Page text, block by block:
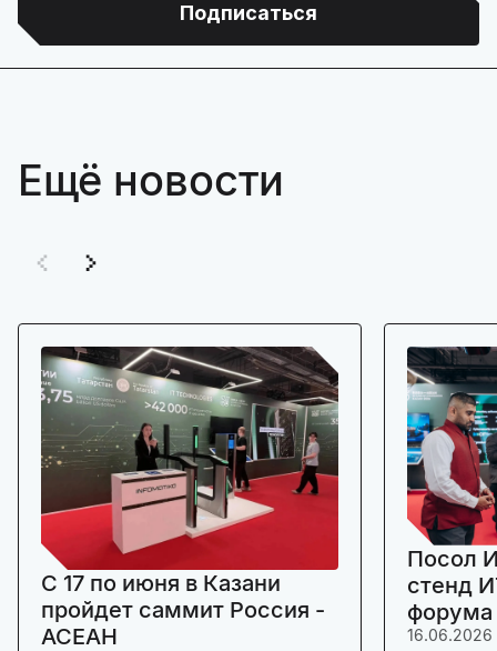
Подписаться
Ещё новости
C 17 по июня в Казани
пройдет саммит Россия -
АСЕАН
Посол
стенд
16.06.2026